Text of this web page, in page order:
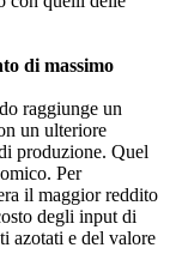
di massimo
raggiunge un
un ulteriore
produzione. Quel
Per
il maggior reddito
degli input di
azotati e del valore